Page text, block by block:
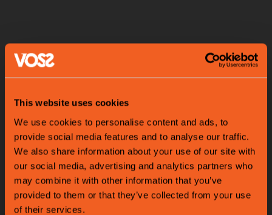
This website uses cookies
We use cookies to personalise content and ads, to
provide social media features and to analyse our traffic.
We also share information about your use of our site with
our social media, advertising and analytics partners who
may combine it with other information that you’ve
provided to them or that they’ve collected from your use
of their services.